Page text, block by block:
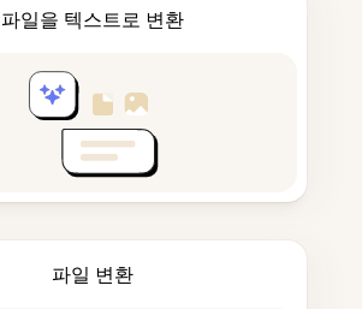
파일을 텍스트로 변환
파일 변환